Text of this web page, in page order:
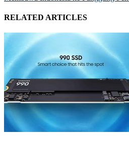
RELATED ARTICLES